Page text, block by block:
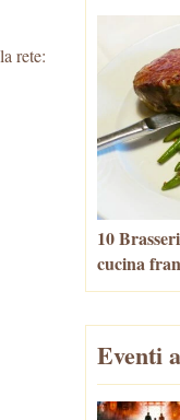
rete:
10
cucina
Eventi